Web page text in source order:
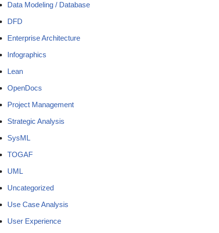
Data Modeling / Database
DFD
Enterprise Architecture
Infographics
Lean
OpenDocs
Project Management
Strategic Analysis
SysML
TOGAF
UML
Uncategorized
Use Case Analysis
User Experience